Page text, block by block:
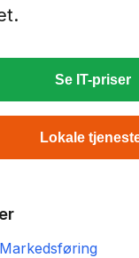
Se IT-priser
Lokale
Markedsføring